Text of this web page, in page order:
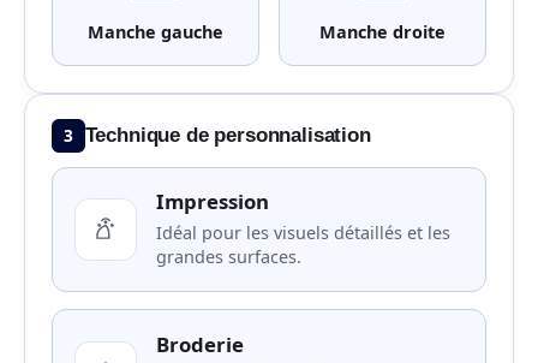
Manche gauche Manche droite
3 Technique de personnalisation
Impression
Idéal pour les visuels détaillés et les
grandes surfaces.
Broderie